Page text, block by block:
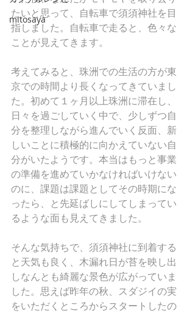
mitosaya
たいと思って、自転車で須須神社を目
指しました。自転車で走ると、色々な
ことが見えてきます。
考えてみると、珠洲での生活の方が東
京での時間より長くなってきていまし
た。初めて１ヶ月以上珠洲に滞在し、
日々を過ごしていく中で、少しずつ自
分を整理しながら進んでいく反面、新
しいことに積極的に向かえていない自
分がいたようです。本当はもっと事業
の準備を進めていかなければいけない
のに、課題は課題としてその時期にな
ったら、と先延ばしにしてしまってい
るような面も見えてきました。
そんな気持ちで、須須神社に到着する
と天気も良く、木漏れ日が苔を映し出
しなんとも綺麗な景色が広がっていま
した。思えば昨年の秋、スダジイの実
をいただくところからスタートしたの